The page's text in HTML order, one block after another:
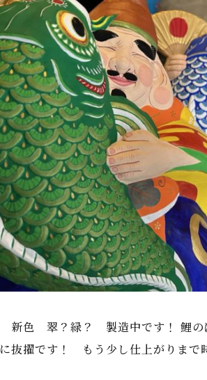
新色 翠？緑？ 製造中です！ 鯉の
抜擢です！ もう少し仕上がりまで